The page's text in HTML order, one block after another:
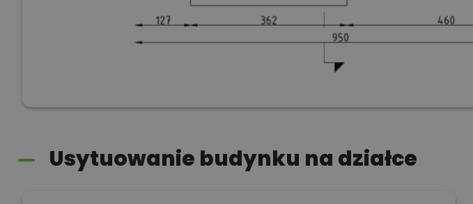
Usytuowanie budynku na działce